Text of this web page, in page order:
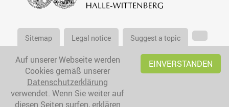
Sitemap Legal notice Suggest a topic
Auf unserer Webseite werden
Cookies gemäß unserer
Datenschutzerklärung
verwendet. Wenn Sie weiter auf
diesen Seiten surfen, erklären
EINVERSTANDEN